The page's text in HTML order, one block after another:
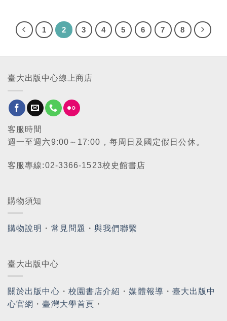
1 2 3 4 5 6 7 8
臺大出版中心線上商店
客服時間
週一至週六9:00～17:00，每周日及國定假日公休。
客服專線:02-3366-1523校史館書店
購物須知
購物說明 ・ 常見問題 ・與我們聯繫
臺大出版中心
關於出版中心 ・ 校園書店介紹 ・媒體報導 ・ 臺大出版中
心官網 ・臺灣大學首頁 ・